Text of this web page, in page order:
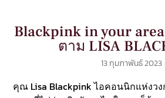
Blackpink in your
ตาม LISA
13 กุมภาพันธ์ 2023
คุณ Lisa Blackpink ไอคอนนิกแห่งวง